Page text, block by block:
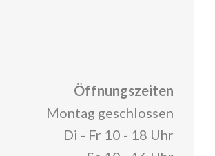
Öffnungszeiten
Montag geschlossen
Di - Fr 10 - 18 Uhr